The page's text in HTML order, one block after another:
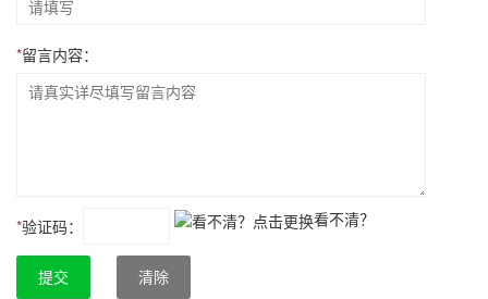
*留言内容：
*验证码： 看不清？
提交 清除